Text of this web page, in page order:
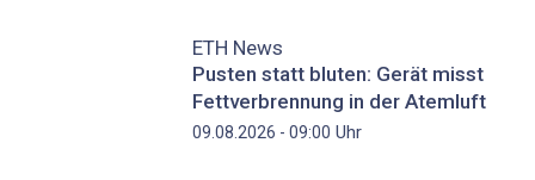
ETH News
Pusten statt bluten: Gerät misst
Fettverbrennung in der Atemluft
09.08.2026 - 09:00 Uhr